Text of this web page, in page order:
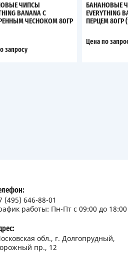
ЧИПСЫ
BANANA С
ЧЕСНОКОМ 80ГР
запросу
БАНАНОВЫЕ
EVERYTHING
ПЕРЦЕМ 80ГР
Цена по
(495) 646-88-01
работы: Пн-Пт с 09:00 до 18:00
обл., г. Долгопрудный,
пр., 12